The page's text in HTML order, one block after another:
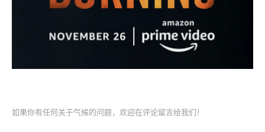
如果你有任何关于气候的问题，欢迎在评论留言给我们！